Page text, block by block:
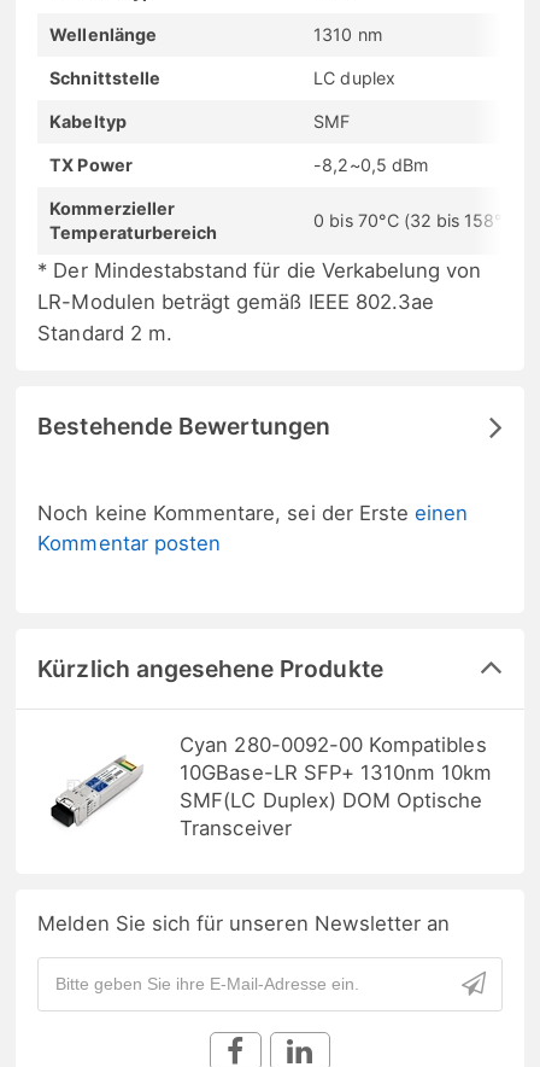
Wellenlänge 1310 nm
Schnittstelle LC duplex
Kabeltyp SMF
TX Power -8,2~0,5 dBm
Kommerzieller
Temperaturbereich
0 bis 70°C (32 bis 158°F)
* Der Mindestabstand für die Verkabelung von
LR-Modulen beträgt gemäß IEEE 802.3ae
Standard 2 m.
Bestehende Bewertungen
Noch keine Kommentare, sei der Ersteeinen
Kommentar posten
Kürzlich angesehene Produkte
Cyan 280-0092-00 Kompatibles
10GBase-LR SFP+ 1310nm 10km
SMF(LC Duplex) DOM Optische
Transceiver
Melden Sie sich für unseren Newsletter an